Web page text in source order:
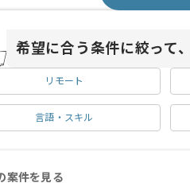
希望に合う条件に絞って
リモート
言語・スキル
案件を見る